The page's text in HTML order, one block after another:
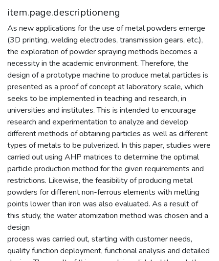
item.page.descriptioneng
As new applications for the use of metal powders emerge
(3D printing, welding electrodes, transmission gears, etc.),
the exploration of powder spraying methods becomes a
necessity in the academic environment. Therefore, the
design of a prototype machine to produce metal particles is
presented as a proof of concept at laboratory scale, which
seeks to be implemented in teaching and research, in
universities and institutes. This is intended to encourage
research and experimentation to analyze and develop
different methods of obtaining particles as well as different
types of metals to be pulverized. In this paper, studies were
carried out using AHP matrices to determine the optimal
particle production method for the given requirements and
restrictions. Likewise, the feasibility of producing metal
powders for different non-ferrous elements with melting
points lower than iron was also evaluated. As a result of
this study, the water atomization method was chosen and a
design
process was carried out, starting with customer needs,
quality function deployment, functional analysis and detailed